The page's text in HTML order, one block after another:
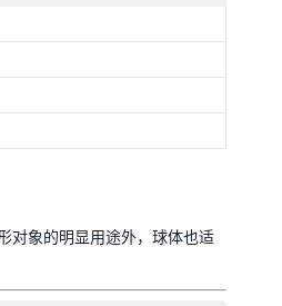
对象的明显用途外，球体也适